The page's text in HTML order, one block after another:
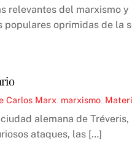
relevantes del marxismo
oprimidas de la
Carlos Marx marxismo
alemana de
ataques, las […]